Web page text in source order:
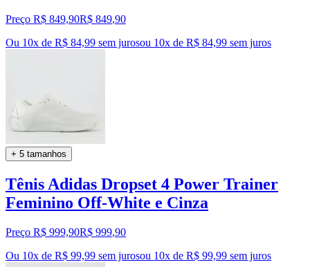
Preço R$ 849,90R$ 849,90
Ou 10x de R$ 84,99 sem jurosou 10x de R$ 84,99 sem juros
+ 5 tamanhos
Tênis Adidas Dropset 4 Power Trainer
Feminino Off-White e Cinza
Preço R$ 999,90R$ 999,90
Ou 10x de R$ 99,99 sem jurosou 10x de R$ 99,99 sem juros